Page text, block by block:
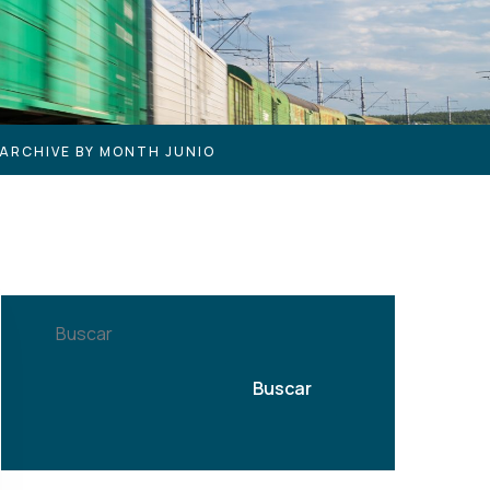
ARCHIVE BY MONTH JUNIO
Buscar
Buscar